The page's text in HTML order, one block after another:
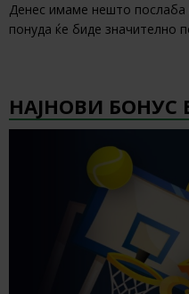
Денес имаме нешто послаба
понуда ќе биде значително
НАЈНОВИ БОНУС